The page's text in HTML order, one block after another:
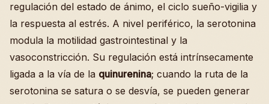
regulación del estado de ánimo, el ciclo sueño-vigilia y
la respuesta al estrés. A nivel periférico, la serotonina
modula la motilidad gastrointestinal y la
vasoconstricción. Su regulación está intrínsecamente
ligada a la vía de la quinurenina; cuando la ruta de la
serotonina se satura o se desvía, se pueden generar